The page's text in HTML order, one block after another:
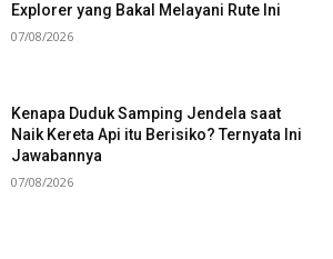
Explorer yang Bakal Melayani Rute Ini
07/08/2026
Kenapa Duduk Samping Jendela saat
Naik Kereta Api itu Berisiko? Ternyata Ini
Jawabannya
07/08/2026